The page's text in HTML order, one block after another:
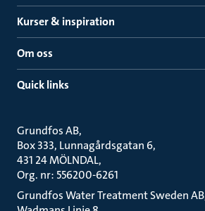
Kurser & inspiration
Om oss
Quick links
Grundfos AB
Box 333, Lunnagårdsgatan 6
431 24 MÖLNDAL
Org. nr: 556200-6261
Grundfos Water Treatment Sweden AB